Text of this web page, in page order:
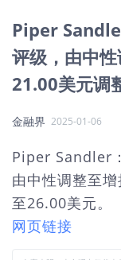
Piper
评级，由中
21.00美元调
金融界 2025-01-06
Piper Sandler
由中性调整至
至26.00美元。
网页链接